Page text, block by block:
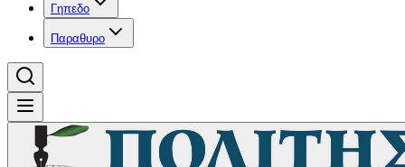
Γηπεδο
Παραθυρο